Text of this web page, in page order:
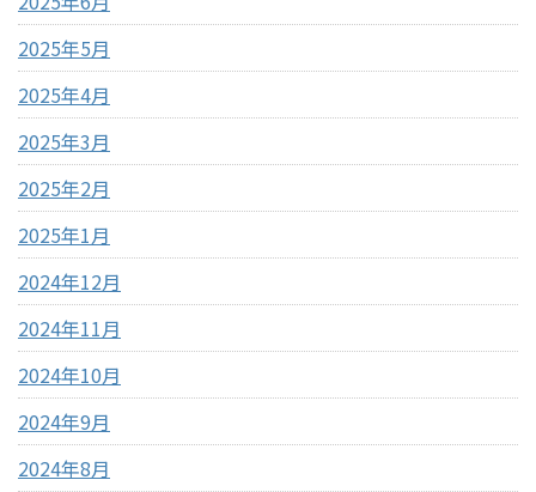
2025年5月
2025年4月
2025年3月
2025年2月
2025年1月
2024年12月
2024年11月
2024年10月
2024年9月
2024年8月